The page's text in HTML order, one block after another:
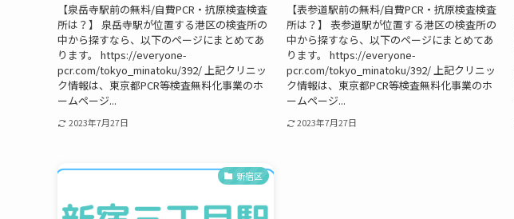
【泉岳寺駅前の無料/自費PCR・抗原検査検査
所は？】 泉岳寺駅が位置する港区の検査所の
中から探すなら、以下のページにまとめてあ
ります。 https://everyone-
pcr.com/tokyo_minatoku/392/ 上記クリニッ
ク情報は、東京都PCR等検査無料化事業のホ
ームページ...
2023年7月27日
【表参道駅前の無料/自費PCR・抗原検査検査
所は？】 表参道駅が位置する港区の検査所の
中から探すなら、以下のページにまとめてあ
ります。 https://everyone-
pcr.com/tokyo_minatoku/392/ 上記クリニッ
ク情報は、東京都PCR等検査無料化事業のホ
ームページ...
2023年7月27日
新宿区